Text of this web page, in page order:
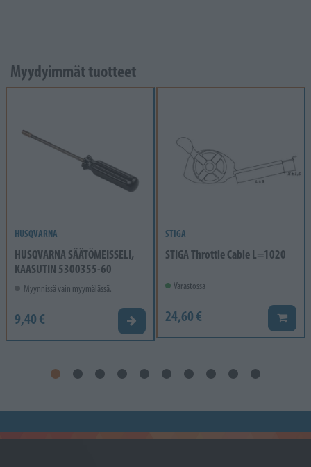
Myydyimmät tuotteet
HUSQVARNA
HUSQVARNA SÄÄTÖMEISSELI,
KAASUTIN 5300355-60
Myynnissä vain myymälässä.
9,40 € Valitse vaihtoehto
STIGA
STIGA Throttle Cable L=1020
Varastossa
24,60 € Lisää